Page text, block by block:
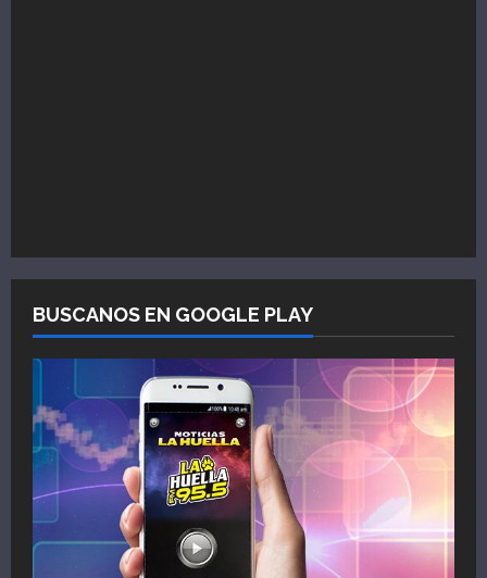
BUSCANOS EN GOOGLE PLAY